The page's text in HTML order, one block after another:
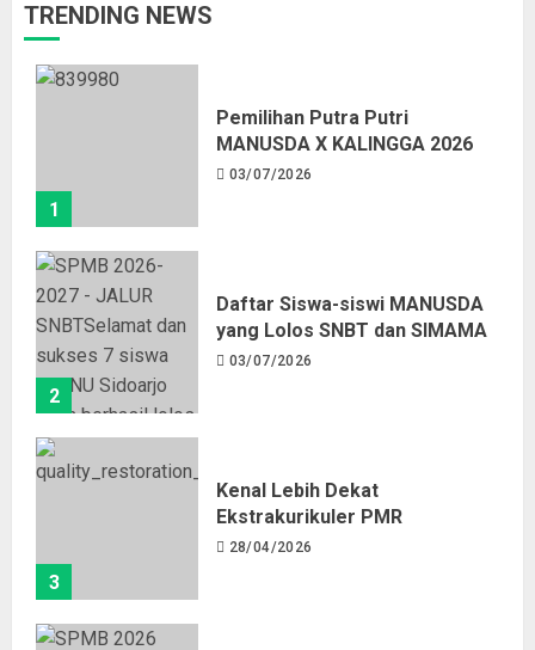
TRENDING NEWS
1
Pemilihan Putra Putri
MANUSDA X KALINGGA 2026
03/07/2026
2
Daftar Siswa-siswi MANUSDA
yang Lolos SNBT dan SIMAMA
03/07/2026
3
Kenal Lebih Dekat
Ekstrakurikuler PMR
28/04/2026